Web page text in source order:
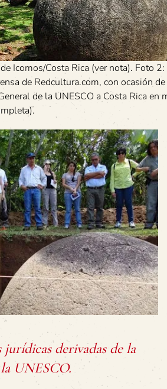
Icomos/Costa Rica (ver nota). Foto 2:
de Redcultura.com, con ocasión
de la UNESCO a Costa Rica en
jurídicas derivadas de la
UNESCO.